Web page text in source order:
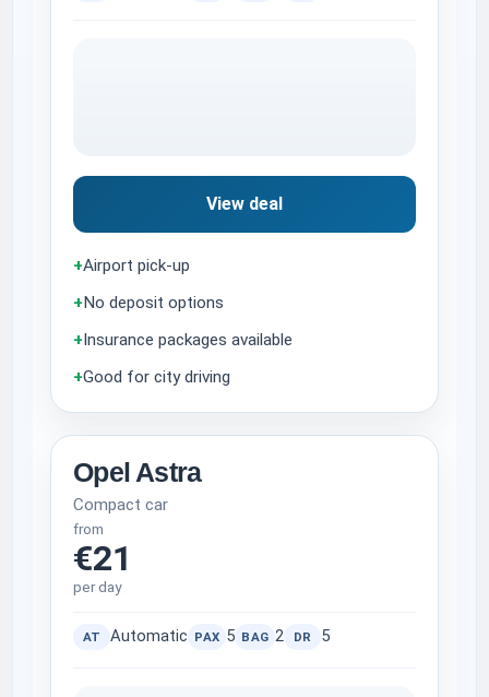
View deal
+Airport pick-up
+No deposit options
+Insurance packages available
+Good for city driving
Opel Astra
Compact car
from
€21
per day
AT Automatic PAX 5 BAG 2 DR 5